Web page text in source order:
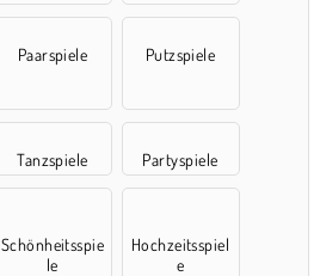
Paarspiele Putzspiele
Tanzspiele Partyspiele
Schönheitsspie
le
Hochzeitsspiel
e